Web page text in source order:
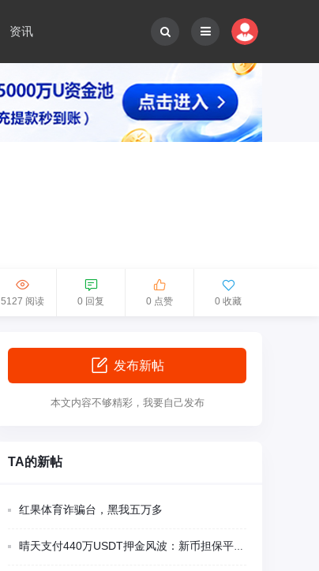
资讯
5127 阅读 0 回复 0 点赞 0 收藏
发布新帖
本文内容不够精彩，我要自己发布
TA的新帖
红果体育诈骗台，黑我五万多
晴天支付440万USDT押金风波：新币担保平台多项异常被集中质疑